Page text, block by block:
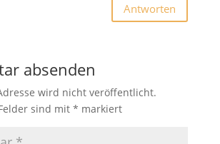
Antworten
absenden
wird nicht veröffentlicht.
sind mit * markiert